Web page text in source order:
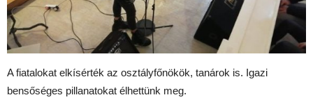
A fiatalokat elkísérték az osztályfőnökök, tanárok is. Igazi
bensőséges pillanatokat élhettünk meg.